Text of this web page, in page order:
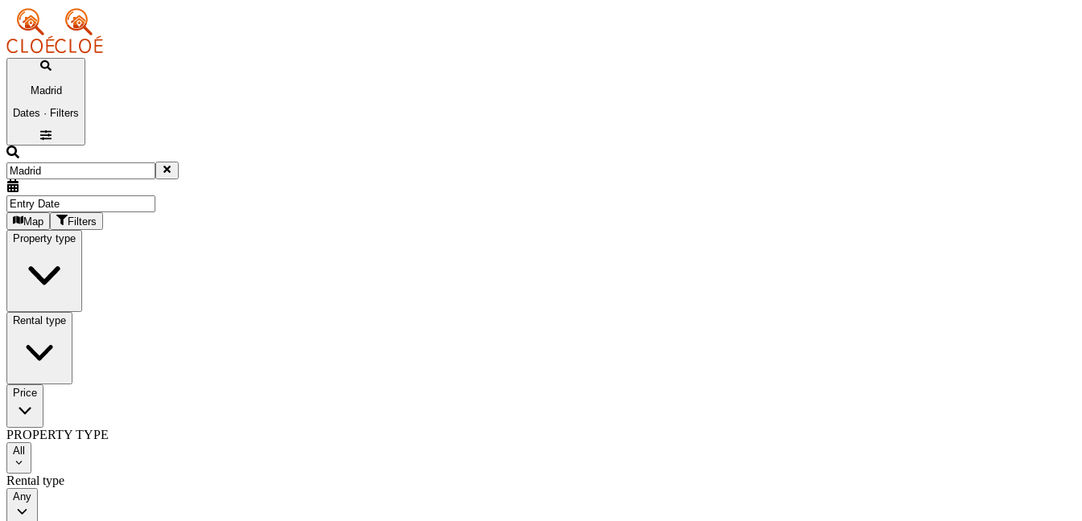
Madrid
Dates · Filters
Map
Filters
Property type
Rental type
Price
PROPERTY TYPE
All
Rental type
Any